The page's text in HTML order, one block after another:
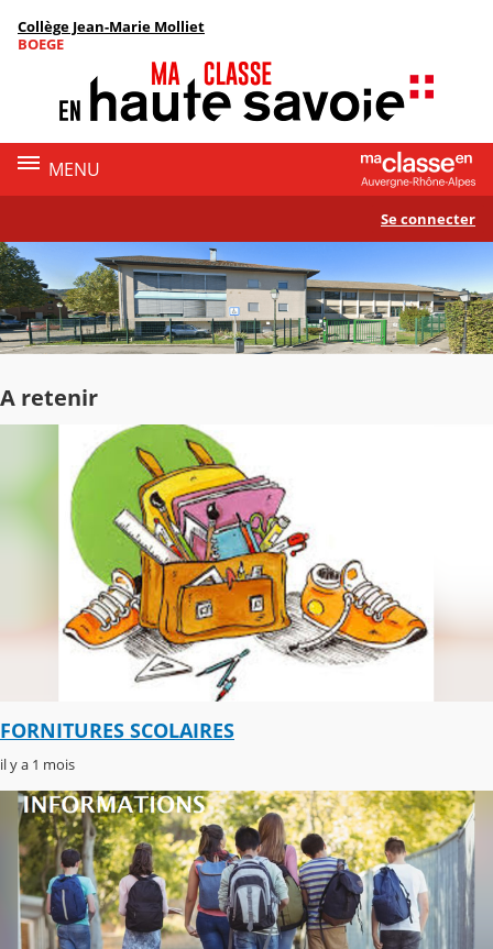
Contenu
Collège Jean-Marie Molliet
BOEGE
MENU
Se connecter
A retenir
FORNITURES SCOLAIRES
il y a 1 mois